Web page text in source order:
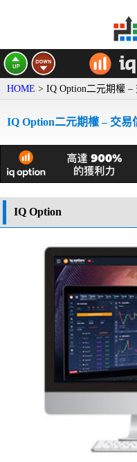
HOME > IQ Option二元期權
IQ Option二元期權 – 交
IQ Option